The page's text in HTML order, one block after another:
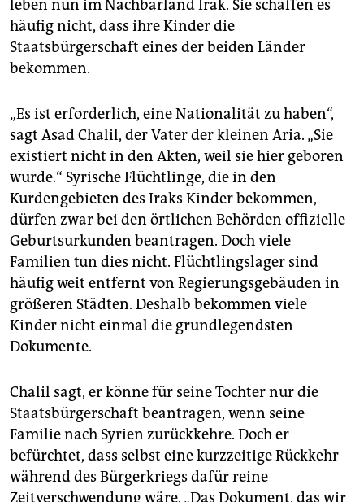
leben nun im Nachbarland Irak. Sie schaffen es
häufig nicht, dass ihre Kinder die
Staatsbürgerschaft eines der beiden Länder
bekommen.
„Es ist erforderlich, eine Nationalität zu haben“,
sagt Asad Chalil, der Vater der kleinen Aria. „Sie
existiert nicht in den Akten, weil sie hier geboren
wurde.“ Syrische Flüchtlinge, die in den
Kurdengebieten des Iraks Kinder bekommen,
dürfen zwar bei den örtlichen Behörden offizielle
Geburtsurkunden beantragen. Doch viele
Familien tun dies nicht. Flüchtlingslager sind
häufig weit entfernt von Regierungsgebäuden in
größeren Städten. Deshalb bekommen viele
Kinder nicht einmal die grundlegendsten
Dokumente.
Chalil sagt, er könne für seine Tochter nur die
Staatsbürgerschaft beantragen, wenn seine
Familie nach Syrien zurückkehre. Doch er
befürchtet, dass selbst eine kurzzeitige Rückkehr
während des Bürgerkriegs dafür reine
Zeitverschwendung wäre. „Das Dokument, das wir